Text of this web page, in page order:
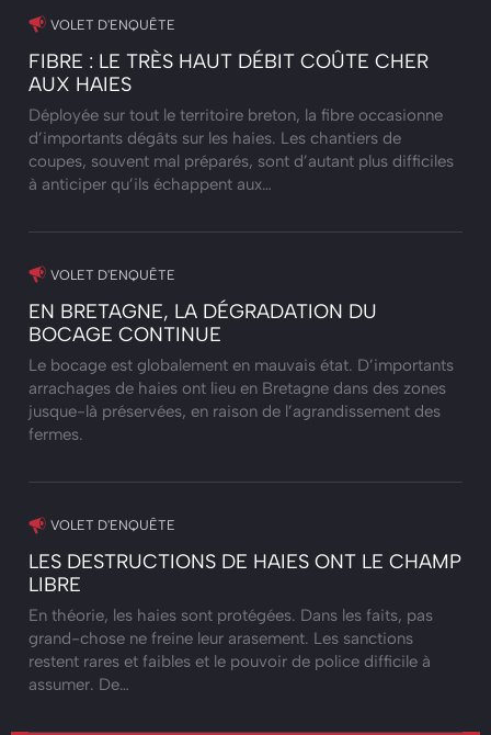
VOLET D'ENQUÊTE
FIBRE : LE TRÈS HAUT DÉBIT COÛTE CHER
AUX HAIES
Déployée sur tout le territoire breton, la fibre occasionne
d’importants dégâts sur les haies. Les chantiers de
coupes, souvent mal préparés, sont d’autant plus difficiles
à anticiper qu’ils échappent aux…
VOLET D'ENQUÊTE
EN BRETAGNE, LA DÉGRADATION DU
BOCAGE CONTINUE
Le bocage est globalement en mauvais état. D’importants
arrachages de haies ont lieu en Bretagne dans des zones
jusque-là préservées, en raison de l’agrandissement des
fermes.
VOLET D'ENQUÊTE
LES DESTRUCTIONS DE HAIES ONT LE CHAMP
LIBRE
En théorie, les haies sont protégées. Dans les faits, pas
grand-chose ne freine leur arasement. Les sanctions
restent rares et faibles et le pouvoir de police difficile à
assumer. De…